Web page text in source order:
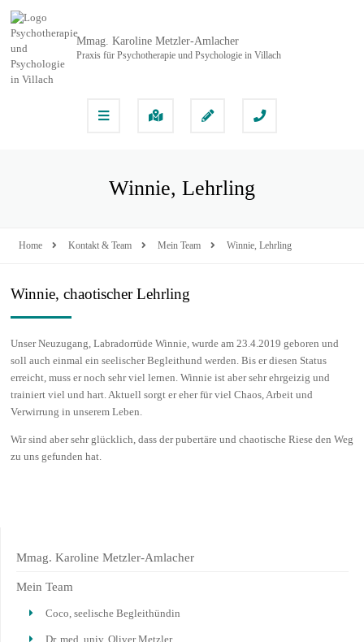
Mmag. Karoline Metzler-Amlacher
Praxis für Psychotherapie und Psychologie in Villach
Winnie, Lehrling
Home Kontakt & Team Mein Team Winnie, Lehrling
Winnie, chaotischer Lehrling
Unser Neuzugang, Labradorrüde Winnie, wurde am 23.4.2019 geboren und
soll auch einmal ein seelischer Begleithund werden. Bis er diesen Status
erreicht, muss er noch sehr viel lernen. Winnie ist aber sehr ehrgeizig und
trainiert viel und hart. Aktuell sorgt er eher für viel Chaos, Arbeit und
Verwirrung in unserem Leben.
Wir sind aber sehr glücklich, dass der pubertäre und chaotische Riese den Weg
zu uns gefunden hat.
Mmag. Karoline Metzler-Amlacher
Mein Team
Coco, seelische Begleithündin
Dr. med. univ. Oliver Metzler